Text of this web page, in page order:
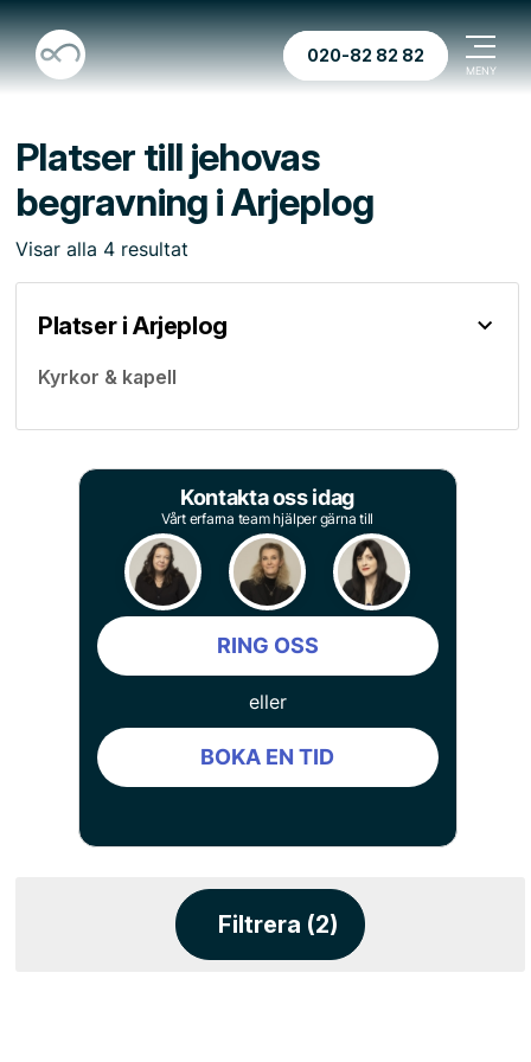
020-82 82 82
Platser till jehovas
begravning i Arjeplog
Visar alla 4 resultat
Platser i Arjeplog
Kyrkor & kapell
Kontakta oss idag
Vårt erfarna team hjälper gärna till
RING OSS
eller
BOKA EN TID
Filtrera (2)